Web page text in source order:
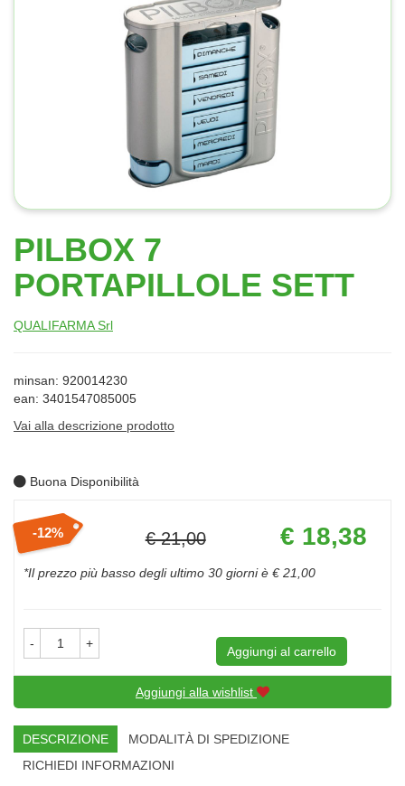
PILBOX 7
PORTAPILLOLE SETT
QUALIFARMA Srl
minsan: 920014230
ean: 3401547085005
Vai alla descrizione prodotto
Buona Disponibilità
Sconto
del
12% € 21,00
Prezzo
scontato
€ 18,38
*Il prezzo più basso degli ultimo 30 giorni è € 21,00
- +
Aggiungi al carrello
Aggiungi alla wishlist
DESCRIZIONE
MODALITÀ DI SPEDIZIONE
RICHIEDI INFORMAZIONI